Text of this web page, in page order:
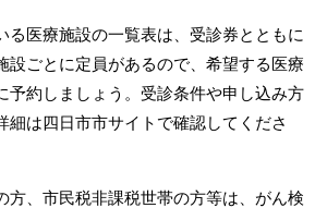
る医療施設の一覧表は、受診券とともに
設ごとに定員があるので、希望する医療
予約しましょう。受診条件や申し込み方
細は四日市市サイトで確認してくださ
方、市民税非課税世帯の方等は、がん検